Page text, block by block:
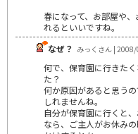
春になって、お部屋や
れるといいですね。
なぜ？ みっくさん |
何で、保育園に行きた
た？
何か原因があると思う
しれませんね。
自分が保育園に行くと
なら、ご主人がお休み